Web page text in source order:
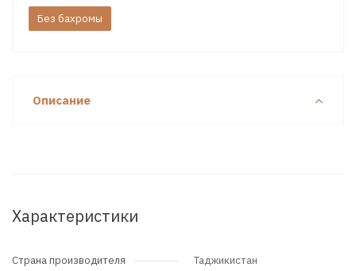
Без бахромы
Описание
Характеристики
Страна производителя
Таджикистан